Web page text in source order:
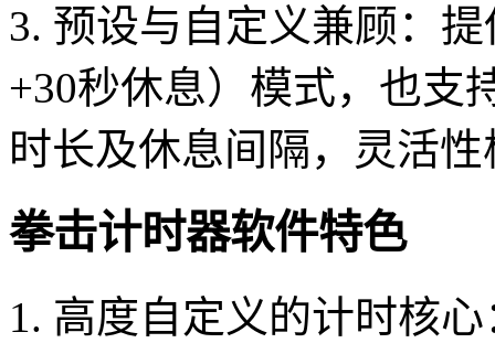
3. 预设与自定义兼顾：
+30秒休息）模式，也支
时长及休息间隔，灵活
拳击计时器软件特色
1. 高度自定义的计时核心